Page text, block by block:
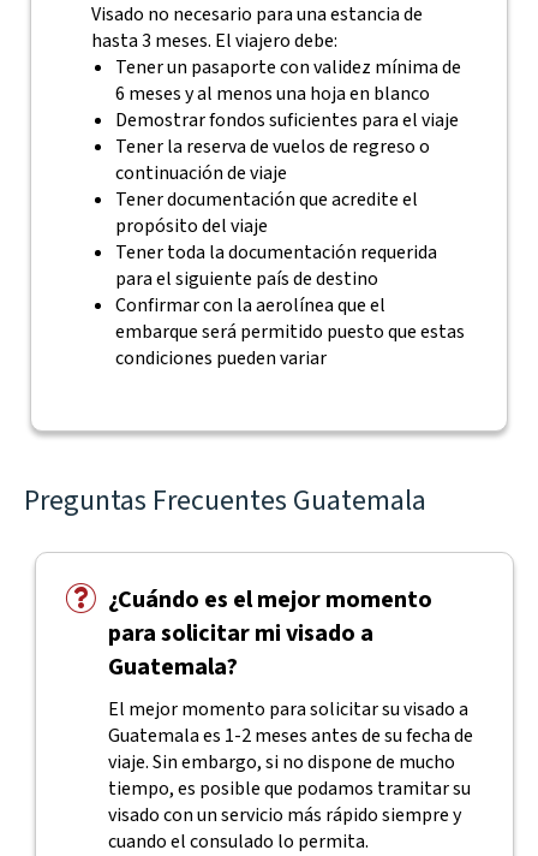
Visado no necesario para una estancia de
hasta 3 meses. El viajero debe:
Tener un pasaporte con validez mínima de
6 meses y al menos una hoja en blanco
Demostrar fondos suficientes para el viaje
Tener la reserva de vuelos de regreso o
continuación de viaje
Tener documentación que acredite el
propósito del viaje
Tener toda la documentación requerida
para el siguiente país de destino
Confirmar con la aerolínea que el
embarque será permitido puesto que estas
condiciones pueden variar
Preguntas Frecuentes Guatemala
¿Cuándo es el mejor momento
para solicitar mi visado a
Guatemala?
El mejor momento para solicitar su visado a
Guatemala es 1-2 meses antes de su fecha de
viaje. Sin embargo, si no dispone de mucho
tiempo, es posible que podamos tramitar su
visado con un servicio más rápido siempre y
cuando el consulado lo permita.